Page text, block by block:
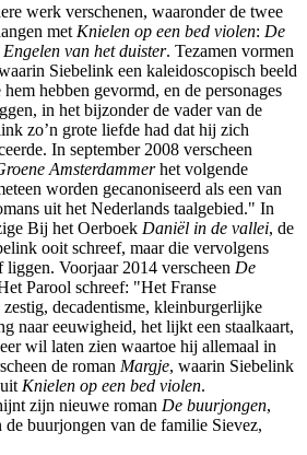
werk verschenen, waaronder de twee
met Knielen op een bed violen: De
Engelen van het duister. Tezamen vormen
Siebelink een kaleidoscopisch beeld
hebben gevormd, en de personages
in het bijzonder de vader van de
zo’n grote liefde had dat hij zich
In september 2008 verscheen
Amsterdammerhet volgende
worden gecanoniseerd als een van
uit het Nederlands taalgebied." In
Bij het Oerboek Daniël in de vallei, de
ooit schreef, maar die vervolgens
liggen. Voorjaar 2014 verscheen De
Parool schreef: "Het Franse
decadentisme, kleinburgerlijke
naar eeuwigheid, het lijkt een staalkaart,
wil laten zien waartoe hij allemaal in
de roman Margje, waarin Siebelink
Knielen op een bed violen.
zijn nieuwe roman De buurjongen,
buurjongen van de familie Sievez,